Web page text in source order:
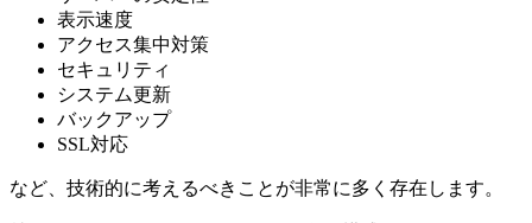
表示速度
アクセス集中対策
セキュリティ
システム更新
バックアップ
SSL対応
など、技術的に考えるべきことが非常に多く存在します。